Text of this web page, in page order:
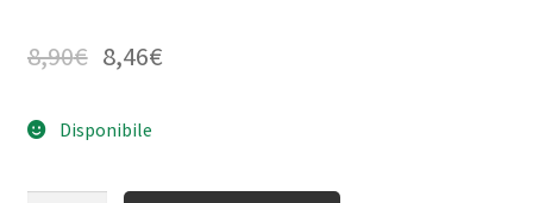
8,90€ 8,46€
Disponibile